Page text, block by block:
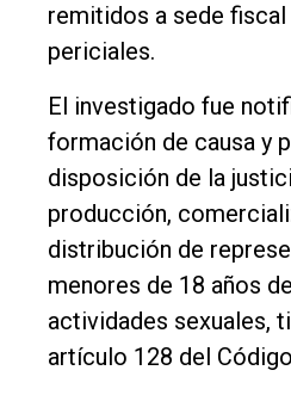
remitidos a sede
periciales.
El investigado fue
formación de causa y
disposición de la
producción,
distribución de
menores de 18 años
actividades sexuales,
artículo 128 del